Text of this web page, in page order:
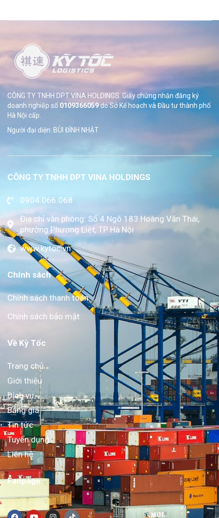
CÔNG TY TNHH DPT VINA HOLDINGS. Giấy chứng nhận đăng ký
doanh nghiệp số 0109366059do SởKế hoạch và Đầu tư thành phố
Hà Nội cấp.
Người đại diện: BÙI ĐÌNH NHẬT
CÔNG TY TNHH DPT VINA HOLDINGS
0904.066.068
Địa chỉ văn phòng: Số 4 Ngõ 183 Hoàng Văn Thái,
phường Phương Liệt, TP Hà Nội
www.kytoc.vn
Chính sách
Chính sách thanh toán
Chính sách bảo mật
Về Kỳ Tốc
Trang chủ
Giới thiệu
Dịch vụ
Bảng giá
Tin tức
Tuyển dụng
Liên hệ
Fanpage